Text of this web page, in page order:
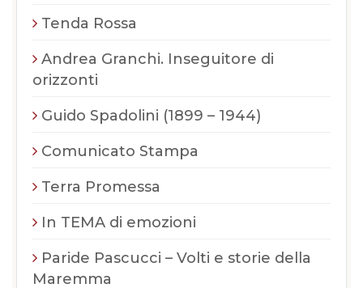
Tenda Rossa
Andrea Granchi. Inseguitore di
orizzonti
Guido Spadolini (1899 – 1944)
Comunicato Stampa
Terra Promessa
In TEMA di emozioni
Paride Pascucci – Volti e storie della
Maremma